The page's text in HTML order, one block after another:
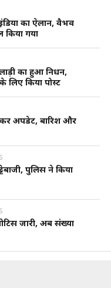
का ऐलान, वैभव
किया गया
का हुआ निधन,
लिए किया पोस्ट
अपडेट, बारिश और
पुलिस ने किया
जारी, अब संख्या